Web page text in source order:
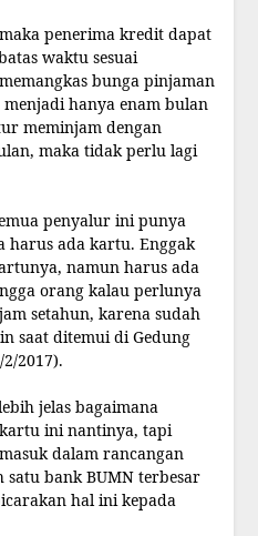
penerima kredit dapat
waktu sesuai
bunga pinjaman
hanya enam bulan
meminjam dengan
maka tidak perlu lagi
penyalur ini punya
harus ada kartu. Enggak
namun harus ada
orang kalau perlunya
setahun, karena sudah
saat ditemui di Gedung
2/2017).
jelas bagaimana
ini nantinya, tapi
dalam rancangan
bank BUMN terbesar
hal ini kepada